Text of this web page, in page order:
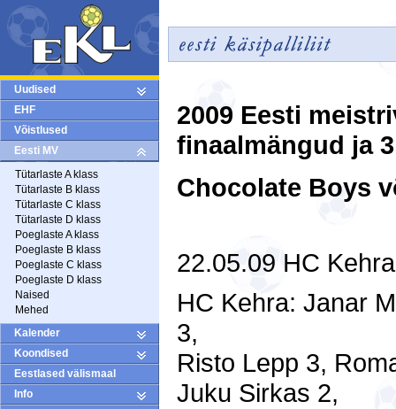
Uudised
EHF
Võistlused
Eesti MV
Tütarlaste A klass
Tütarlaste B klass
Tütarlaste C klass
Tütarlaste D klass
Poeglaste A klass
Poeglaste B klass
Poeglaste C klass
Poeglaste D klass
Naised
Mehed
Kalender
Koondised
Eestlased välismaal
Info
2009 Eesti
finaalmängud ja
Chocolate Boys
22.05.09 HC
HC Kehra: Janar
3,
Risto Lepp 3,
Juku Sirkas 2,